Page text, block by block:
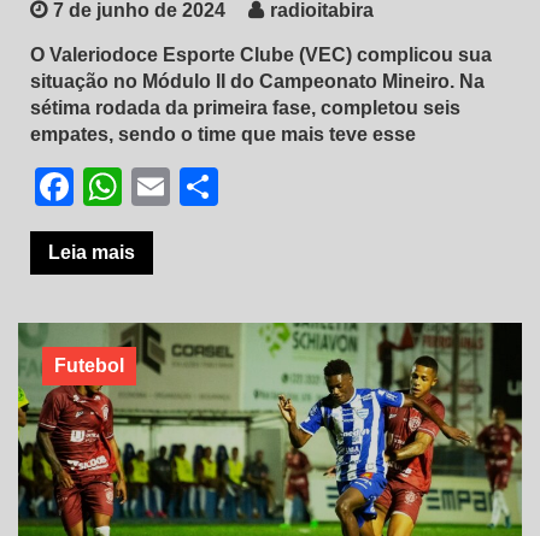
7 de junho de 2024 radioitabira
O Valeriodoce Esporte Clube (VEC) complicou sua
situação no Módulo II do Campeonato Mineiro. Na
sétima rodada da primeira fase, completou seis
empates, sendo o time que mais teve esse
Facebook
WhatsApp
Email
Leia mais
Futebol